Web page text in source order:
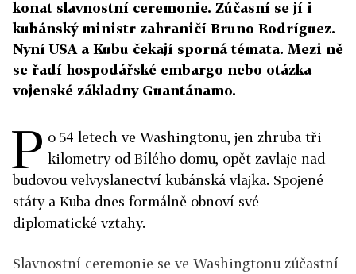
konat slavnostní ceremonie. Zúčasní se jí i
kubánský ministr zahraničí Bruno Rodríguez.
Nyní USA a Kubu čekají sporná témata. Mezi ně
se řadí hospodářské embargo nebo otázka
vojenské základny Guantánamo.
P o 54 letech ve Washingtonu, jen zhruba tři
kilometry od Bílého domu, opět zavlaje nad
budovou velvyslanectví kubánská vlajka. Spojené
státy a Kuba dnes formálně obnoví své
diplomatické vztahy.
Slavnostní ceremonie se ve Washingtonu zúčastní